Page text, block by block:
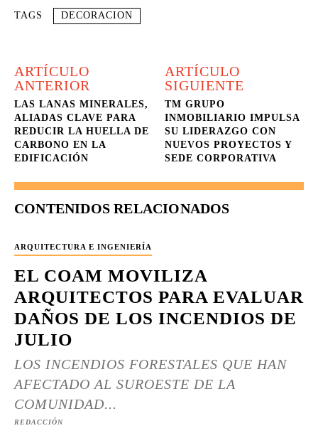
TAGS DECORACION
ARTÍCULO
ANTERIOR
LAS LANAS MINERALES,
ALIADAS CLAVE PARA
REDUCIR LA HUELLA DE
CARBONO EN LA
EDIFICACIÓN
ARTÍCULO
SIGUIENTE
TM GRUPO
INMOBILIARIO IMPULSA
SU LIDERAZGO CON
NUEVOS PROYECTOS Y
SEDE CORPORATIVA
CONTENIDOS RELACIONADOS
ARQUITECTURA E INGENIERÍA
EL COAM MOVILIZA
ARQUITECTOS PARA EVALUAR
DAÑOS DE LOS INCENDIOS DE
JULIO
LOS INCENDIOS FORESTALES QUE HAN
AFECTADO AL SUROESTE DE LA
COMUNIDAD...
REDACCIÓN